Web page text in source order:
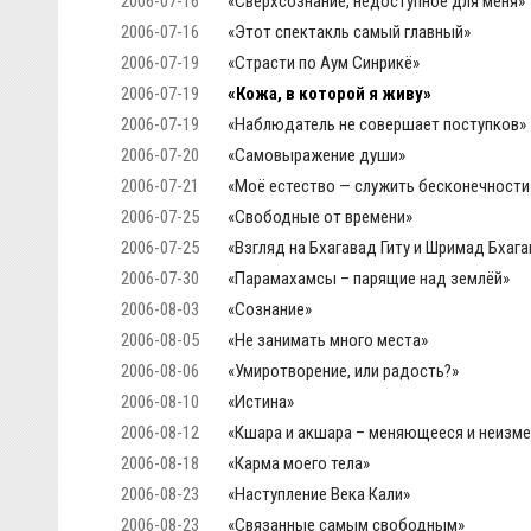
2006-07-16
«Этот спектакль самый главный»
2006-07-19
«Страсти по Аум Синрикё»
2006-07-19
«Кожа, в которой я живу»
2006-07-19
«Наблюдатель не совершает поступков»
2006-07-20
«Самовыражение души»
2006-07-21
«Моё естество — служить
2006-07-25
«Свободные от времени»
2006-07-25
«Взгляд на Бхагавад Гиту и Шримад
2006-07-30
«Парамахамсы – парящие над землёй»
2006-08-03
«Сознание»
2006-08-05
«Не занимать много места»
2006-08-06
«Умиротворение, или радость?»
2006-08-10
«Истина»
2006-08-12
«Кшара и акшара – меняющееся и
2006-08-18
«Карма моего тела»
2006-08-23
«Наступление Века Кали»
2006-08-23
«Связанные самым свободным»